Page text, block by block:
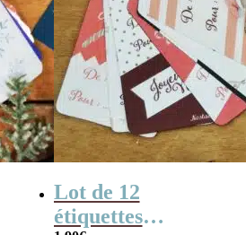
Lot de 12
étiquettes